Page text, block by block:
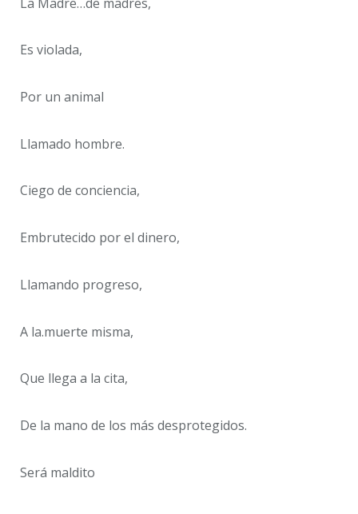
Es violada,
Por un animal
Llamado hombre.
Ciego de conciencia,
Embrutecido por el dinero,
Llamando progreso,
A la.muerte misma,
Que llega a la cita,
De la mano de los más desprotegidos.
Será maldito